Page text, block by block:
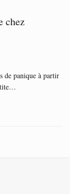
chez
de panique à partir